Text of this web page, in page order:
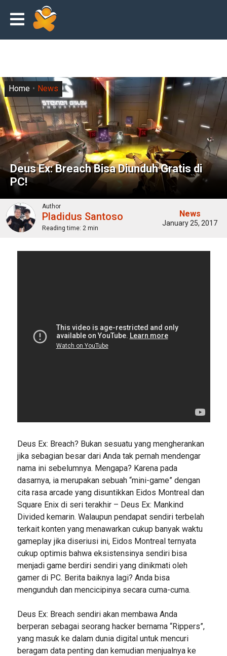
Deus Ex: Breach Bisa Diunduh Gratis di
PC!
Home News
Author
Pladidus Santoso
Reading time: 2 min
News
January 25, 2017
Deus Ex: Breach? Bukan sesuatu yang mengherankan
jika sebagian besar dari Anda tak pernah mendengar
nama ini sebelumnya. Mengapa? Karena pada
dasarnya, ia merupakan sebuah “mini-game” dengan
cita rasa arcade yang disuntikkan Eidos Montreal dan
Square Enix di seri terakhir – Deus Ex: Mankind
Divided kemarin. Walaupun pendapat sendiri terbelah
terkait konten yang menawarkan cukup banyak waktu
gameplay jika diseriusi ini, Eidos Montreal ternyata
cukup optimis bahwa eksistensinya sendiri bisa
menjadi game berdiri sendiri yang dinikmati oleh
gamer di PC. Berita baiknya lagi? Anda bisa
mengunduh dan mencicipinya secara cuma-cuma.
Deus Ex: Breach sendiri akan membawa Anda
berperan sebagai seorang hacker bernama “Rippers”,
yang masuk ke dalam dunia digital untuk mencuri
beragam data penting dan kemudian menjualnya ke